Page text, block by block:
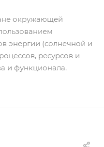
окружающей
энергии (солнечной и
ресурсов и
и функционала.